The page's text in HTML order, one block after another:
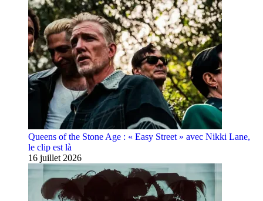
Queens of the Stone Age : « Easy Street » avec Nikki Lane,
le clip est là
16 juillet 2026